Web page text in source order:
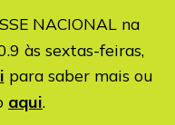
NACIONAL na
às sextas-feiras,
para saber mais ou
aqui.